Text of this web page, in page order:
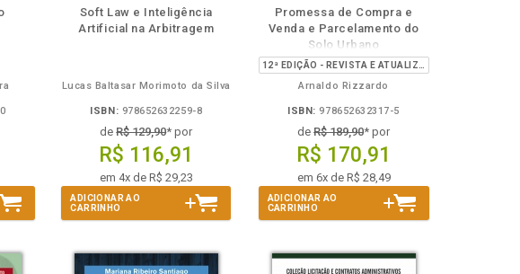
disponível
em
Disponível
na
páginas
Soft Law e Inteligência
Artificial na Arbitragem
Lucas Baltasar Morimoto da Silva
ISBN: 978652632259-8
deR$ 129,90* por
R$ 116,91
em 4x de R$ 29,23
ADICIONAR AO
CARRINHO
disponível
em
eBook
Disponível
na
B.V.
páginas
Promessa de Compra e
Venda e Parcelamento do
Solo Urbano
Arnaldo Rizzardo
ISBN: 978652632317-5
deR$ 189,90* por
R$ 170,91
em 6x de R$ 28,49
ADICIONAR AO
CARRINHO